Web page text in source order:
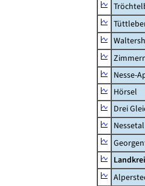
Nesse-
Hörsel
Drei
Nessetal